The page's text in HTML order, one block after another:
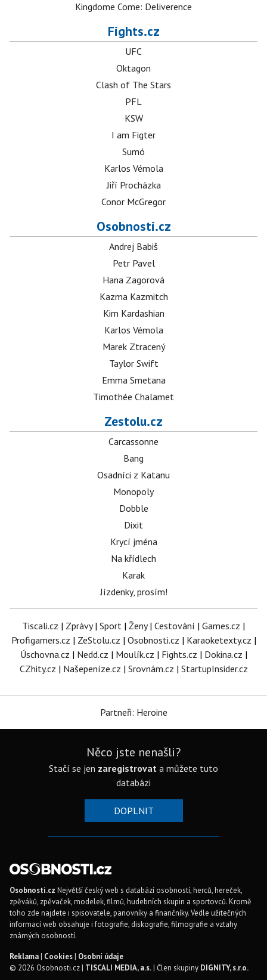
Kingdome Come: Deliverence
Fights.cz
UFC
Oktagon
Clash of The Stars
PFL
KSW
I am Figter
Sumó
Karlos Vémola
Jiří Procházka
Conor McGregor
Osobnosti.cz
Andrej Babiš
Petr Pavel
Hana Zagorová
Kazma Kazmitch
Kim Kardashian
Karlos Vémola
Marek Ztracený
Taylor Swift
Emma Smetana
Timothée Chalamet
Zestolu.cz
Carcassonne
Bang
Osadníci z Katanu
Monopoly
Dobble
Dixit
Krycí jména
Na křídlech
Karak
Jízdenky, prosím!
Tiscali.cz | Zprávy| Sport | Ženy| Cestování | Games.cz |
Profigamers.cz | ZeStolu.cz | Osobnosti.cz | Karaoketexty.cz |
Úschovna.cz | Nedd.cz | Moulík.cz | Fights.cz | Dokina.cz |
CZhity.cz | Našepeníze.cz | Srovnám.cz | StartupInsider.cz
Partneři: Heroine
Něco jste nenašli?
Stačí se jen zaregistrovat a můžete tuto
databázi
DOPLNIT
Osobnosti.cz Největší český web s databází osobností, herců, hereček,
zpěváků, zpěvaček, modelek, filmů, hudebních skupin a sportovců. Kromě
toho zde najdete i spisovatele, panovníky a finančníky. Vedle užitečných
informací web obsahuje i fotografie, diskografie, filmografie a vztahy
známých osobností.
Reklama| Cookies| Osobní údaje
© 2026 Osobnosti.cz | TISCALI MEDIA, a.s.| Člen skupiny DIGNITY, s.r.o.